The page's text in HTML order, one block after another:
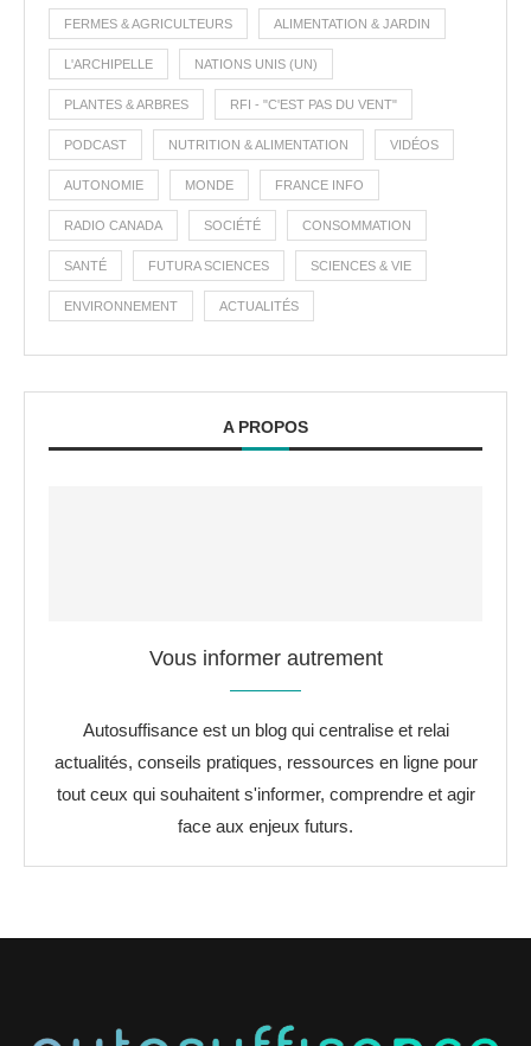
FERMES & AGRICULTEURS ALIMENTATION & JARDIN
L'ARCHIPELLE NATIONS UNIS (UN)
PLANTES & ARBRES RFI - "C'EST PAS DU VENT"
PODCAST NUTRITION & ALIMENTATION VIDÉOS
AUTONOMIE MONDE FRANCE INFO
RADIO CANADA SOCIÉTÉ CONSOMMATION
SANTÉ FUTURA SCIENCES SCIENCES & VIE
ENVIRONNEMENT ACTUALITÉS
A PROPOS
Vous informer autrement
Autosuffisance est un blog qui centralise et relai
actualités, conseils pratiques, ressources en ligne pour
tout ceux qui souhaitent s'informer, comprendre et agir
face aux enjeux futurs.